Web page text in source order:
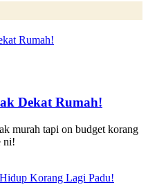
Dekat Rumah!
murah tapi on budget korang
ni!